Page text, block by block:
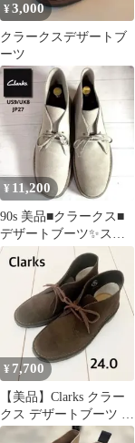
¥3,000
クラークスデザートブ
ーツ
¥ 11,200
90s 美品■クラークス■
デザートブーツ✨スロ
ベニア製 スエード チャ
ッカブーツ
¥ 7,700
【美品】Clarks クラー
クス デザートブーツ ブ
ラウン 茶 スエード